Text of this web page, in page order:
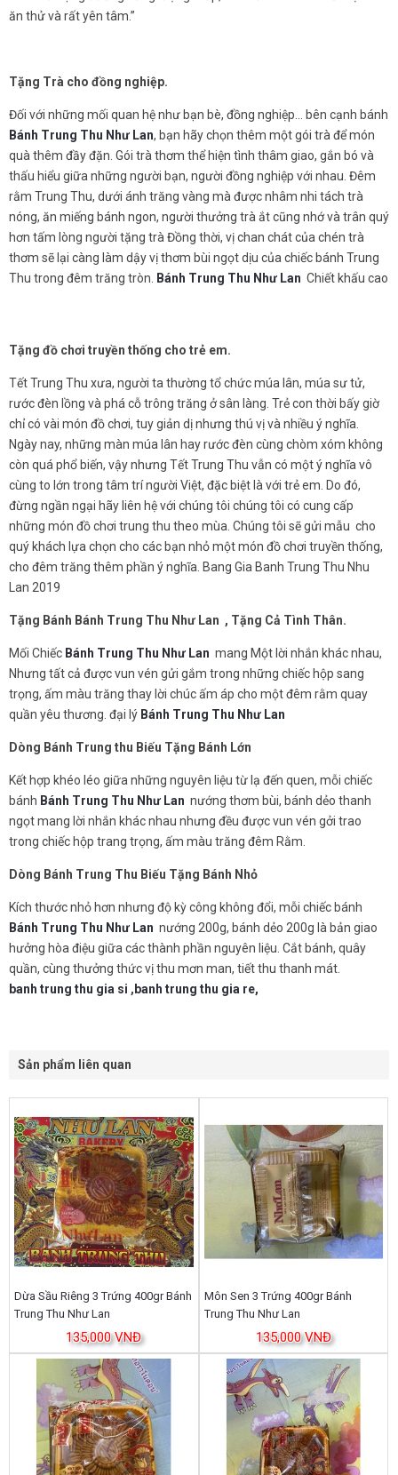
ăn thử và rất yên tâm.”
Tặng Trà cho đồng nghiệp.
Đối với những mối quan hệ như bạn bè, đồng nghiệp... bên cạnh bánh
Bánh Trung Thu Như Lan, bạn hãy chọn thêm một gói trà để món
quà thêm đầy đặn. Gói trà thơm thể hiện tình thâm giao, gắn bó và
thấu hiểu giữa những người bạn, người đồng nghiệp với nhau. Đêm
rằm Trung Thu, dưới ánh trăng vàng mà được nhâm nhi tách trà
nóng, ăn miếng bánh ngon, người thưởng trà ắt cũng nhớ và trân quý
hơn tấm lòng người tặng trà Đồng thời, vị chan chát của chén trà
thơm sẽ lại càng làm dậy vị thơm bùi ngọt dịu của chiếc bánh Trung
Thu trong đêm trăng tròn.
Bánh Trung Thu Như Lan Chiết khấu cao
Tặng đồ chơi truyền thống cho trẻ em.
Tết Trung Thu xưa, người ta thường tổ chức múa lân, múa sư tử,
rước đèn lồng và phá cỗ trông trăng ở sân làng. Trẻ con thời bấy giờ
chỉ có vài món đồ chơi, tuy giản dị nhưng thú vị và nhiều ý nghĩa.
Ngày nay, những màn múa lân hay rước đèn cùng chòm xóm không
còn quá phổ biến, vậy nhưng Tết Trung Thu vẫn có một ý nghĩa vô
cùng to lớn trong tâm trí người Việt, đặc biệt là với trẻ em. Do đó,
đừng ngần ngại hãy liên hệ với chúng tôi chúng tôi có cung cấp
những món đồ chơi trung thu theo mùa. Chúng tôi sẽ gửi mẫu cho
quý khách lựa chọn cho các bạn nhỏ một món đồ chơi truyền thống,
cho đêm trăng thêm phần ý nghĩa. Bang Gia Banh Trung Thu Nhu
Lan 2019
Tặng Bánh Bánh Trung Thu Như Lan , Tặng Cả Tình Thân.
Mối Chiếc Bánh Trung Thu Như Lan mang Một lời nhắn khác nhau,
Nhưng tất cả được vun vén gửi gắm trong những chiếc hộp sang
trọng, ấm màu trăng thay lời chúc ấm áp cho một đêm rằm quay
quần yêu thương. đại lý Bánh Trung Thu Như Lan
Dòng Bánh Trung thu Biếu Tặng Bánh Lớn
Kết hợp khéo léo giữa những nguyên liệu từ lạ đến quen, mỗi chiếc
bánh Bánh Trung Thu Như Lan nướng thơm bùi, bánh dẻo thanh
ngọt mang lời nhắn khác nhau nhưng đều được vun vén gởi trao
trong chiếc hộp trang trọng, ấm màu trăng đêm Rằm.
Dòng Bánh Trung Thu Biếu Tặng Bánh Nhỏ
Kích thước nhỏ hơn nhưng độ kỳ công không đổi, mỗi chiếc bánh
Bánh Trung Thu Như Lan nướng 200g, bánh dẻo 200g là bản giao
hưởng hòa điệu giữa các thành phần nguyên liệu. Cắt bánh, quây
quần, cùng thưởng thức vị thu mơn man, tiết thu thanh mát.
banh trung thu gia si ,banh trung thu gia re,
Sản phẩm liên quan
Dừa Sầu Riêng 3 Trứng 400gr Bánh
Trung Thu Như Lan
135,000 VNĐ
Môn Sen 3 Trứng 400gr Bánh
Trung Thu Như Lan
135,000 VNĐ